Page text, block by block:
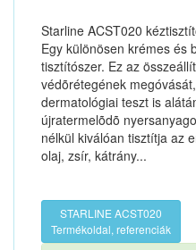
Starline ACST020
Egy különösen krémes és
tisztítószer. Ez az
védõrétegének
dermatológiai teszt is
újratermelõdõ
nélkül kiválóan tisztítja az
olaj, zsír, kátrány...
STARLINE ACST020
Termékoldal, referenciák